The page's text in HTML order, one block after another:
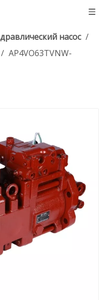
насос /
/ AP4VO63TVNW-